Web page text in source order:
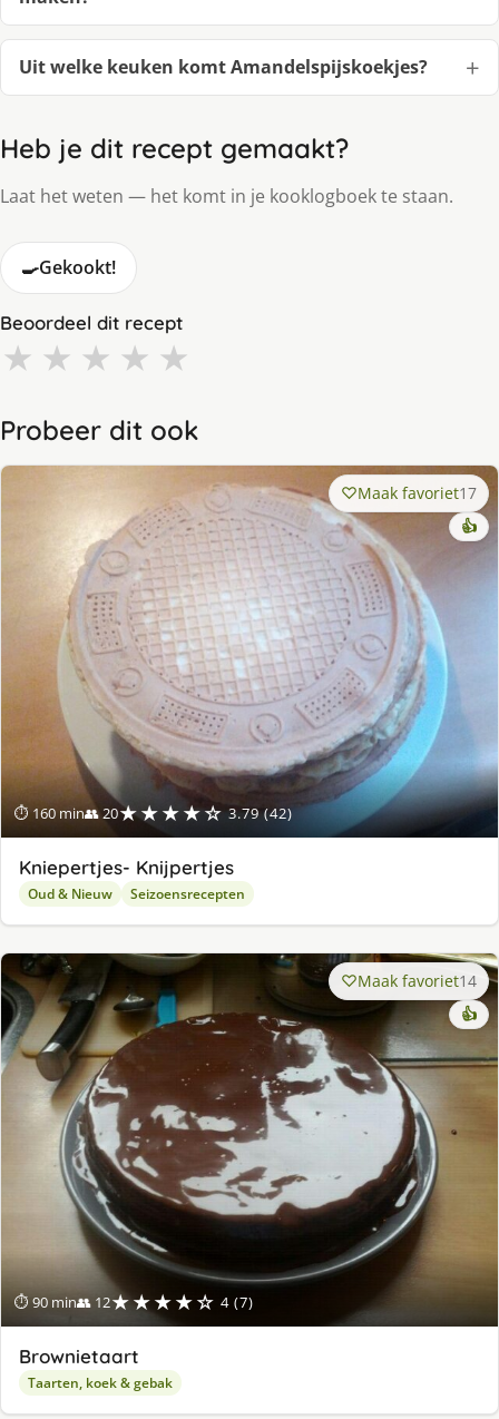
Uit welke keuken komt Amandelspijskoekjes?
Heb je dit recept gemaakt?
Laat het weten — het komt in je kooklogboek te staan.
🍳Gekookt!
Beoordeel dit recept
★ ★ ★ ★ ★
Probeer dit ook
⏱ 160 min👥 20★★★★☆ 3.79 (42)
Maak favoriet17
👍
Kniepertjes- Knijpertjes
Oud & Nieuw Seizoensrecepten
⏱ 90 min👥 12★★★★☆ 4 (7)
Maak favoriet14
👍
Brownietaart
Taarten, koek & gebak